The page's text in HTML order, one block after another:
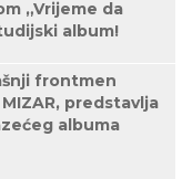
„Vrijeme da
album!
frontmen
predstavlja
albuma